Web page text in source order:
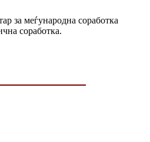
за меѓународна соработка
соработка.